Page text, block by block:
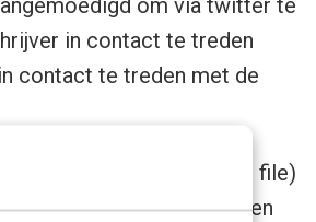
in contact te treden
contact te treden met de
en iBook (EPUB en PDF file)
term ‘belevingsboek’ een